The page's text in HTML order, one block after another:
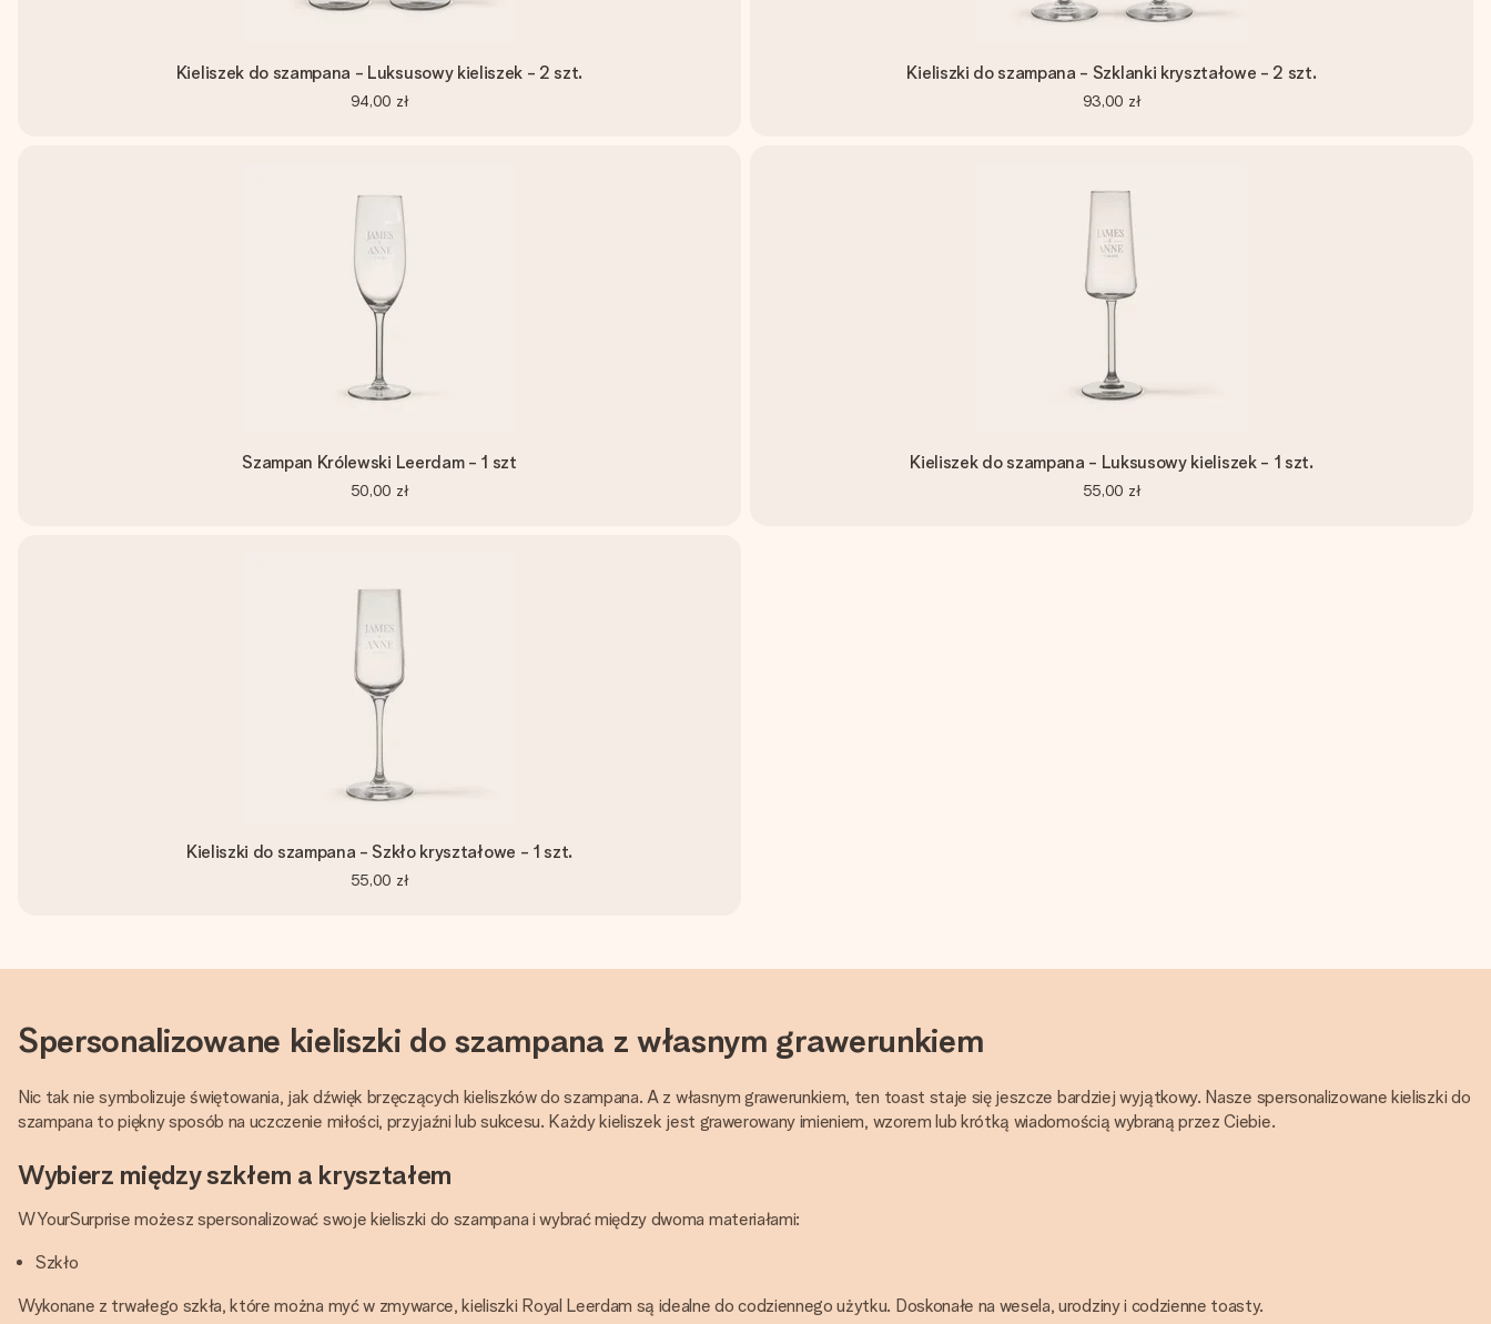
Kieliszek do szampana - Luksusowy kieliszek - 2 szt.
94,00 zł
Kieliszki do szampana - Szklanki kryształowe - 2 szt.
93,00 zł
Szampan Królewski Leerdam - 1 szt
50,00 zł
Kieliszek do szampana - Luksusowy kieliszek - 1 szt.
55,00 zł
Kieliszki do szampana - Szkło kryształowe - 1 szt.
55,00 zł
Spersonalizowane kieliszki do szampana z własnym grawerunkiem
Nic tak nie symbolizuje świętowania, jak dźwięk brzęczących kieliszków do szampana. A z własnym grawerunkiem, ten toast staje się jeszcze bardziej wyjątkowy. Nasze spersonalizowane kieliszki do
szampana to piękny sposób na uczczenie miłości, przyjaźni lub sukcesu. Każdy kieliszek jest grawerowany imieniem, wzorem lub krótką wiadomością wybraną przez Ciebie.
Wybierz między szkłem a kryształem
W YourSurprise możesz spersonalizować swoje kieliszki do szampana i wybrać między dwoma materiałami:
Szkło
Wykonane z trwałego szkła, które można myć w zmywarce, kieliszki Royal Leerdam są idealne do codziennego użytku. Doskonałe na wesela, urodziny i codzienne toasty.